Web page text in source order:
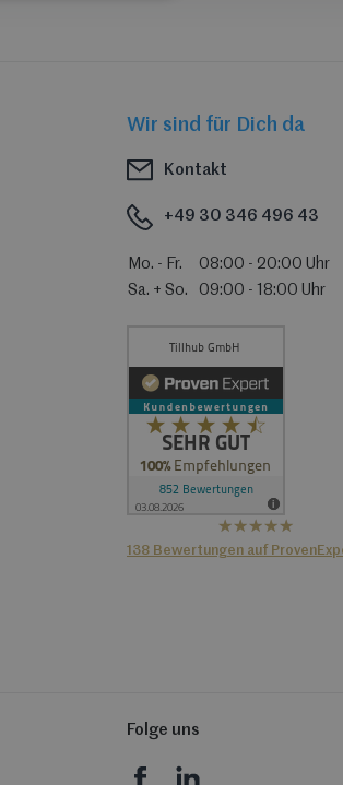
Wir sind für Dich da
Kontakt
+49 30 346 496 43
Mo. - Fr.
08:00 - 20:00 Uhr
Sa. + So.
09:00 - 18:00 Uhr
hat4,36
138 Bewertungen auf
Folge uns